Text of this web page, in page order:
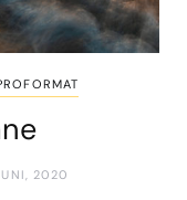
2020